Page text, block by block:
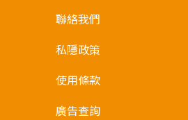
聯絡我們
私隱政策
使用條款
廣告查詢